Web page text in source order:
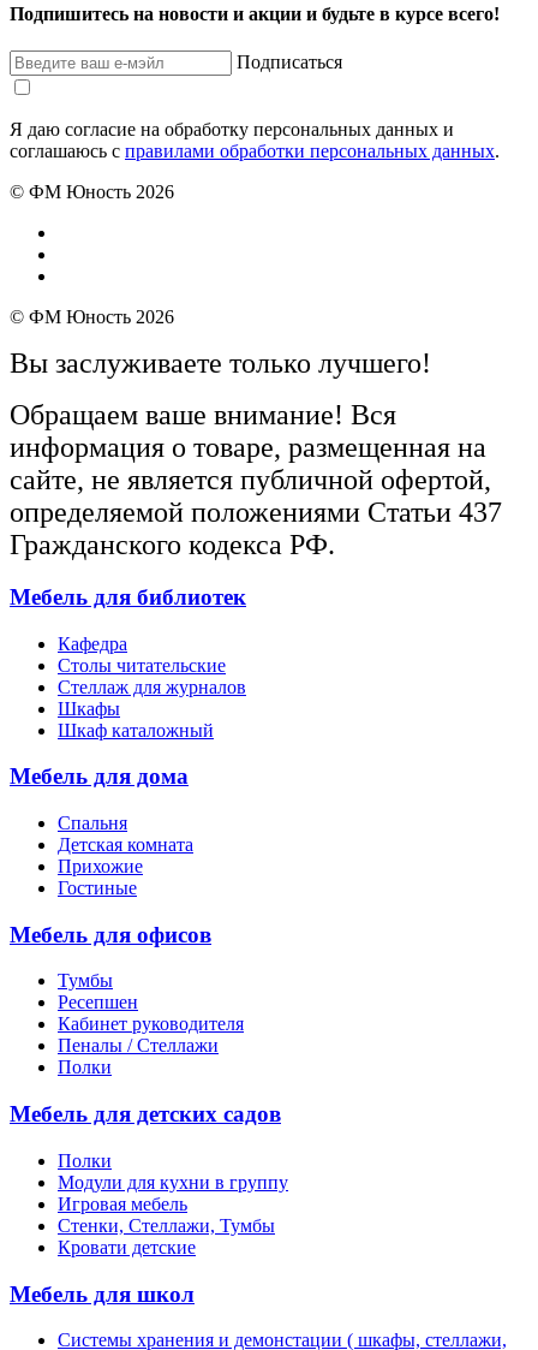
Подпишитесь на новости и акции и будьте в курсе всего!
Подписаться
Я даю согласие на обработку персональных данных и
соглашаюсь с правилами обработки персональных данных.
© ФМ Юность 2026
© ФМ Юность 2026
Вы заслуживаете только лучшего!
Обращаем ваше внимание! Вся
информация о товаре, размещенная на
сайте, не является публичной офертой,
определяемой положениями Статьи 437
Гражданского кодекса РФ.
Мебель для библиотек
Кафедра
Столы читательские
Стеллаж для журналов
Шкафы
Шкаф каталожный
Мебель для дома
Спальня
Детская комната
Прихожие
Гостиные
Мебель для офисов
Тумбы
Ресепшен
Кабинет руководителя
Пеналы / Стеллажи
Полки
Мебель для детских садов
Полки
Модули для кухни в группу
Игровая мебель
Стенки, Стеллажи, Тумбы
Кровати детские
Мебель для школ
Системы хранения и демонстации ( шкафы, стеллажи,